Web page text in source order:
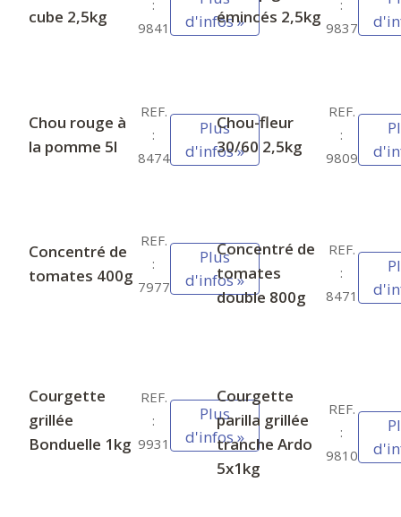
cube 2,5kg
:
9841
d'infos »émincés 2,5kg
:
9837
Chou rouge à
la pomme 5l
REF.
:
8474
Plus
d'infos »
Chou-fleur
30/60 2,5kg
REF.
:
9809
Concentré de
tomates 400g
REF.
:
7977
Plus
d'infos »
Concentré de
tomates
double 800g
REF.
:
8471
Courgette
grillée
Bonduelle 1kg
REF.
:
9931
Plus
d'infos »
Courgette
parilla grillée
tranche Ardo
5x1kg
REF.
:
9810